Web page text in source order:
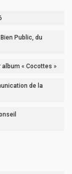
Public, du
« Cocottes »
de la